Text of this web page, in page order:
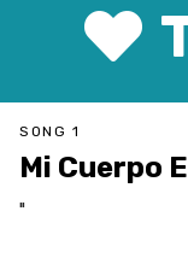
SONG 1
Mi Cuerpo
"